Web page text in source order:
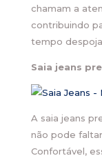
chamam a
contribuindo
tempo
Saia jeans
A saia jeans
não pode
Confortável,